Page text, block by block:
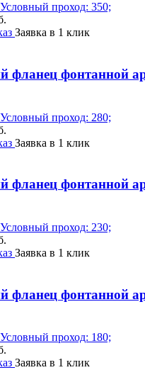
проход: 350;
Заявка в 1 клик
фланец фонтанной
проход: 280;
Заявка в 1 клик
фланец фонтанной
проход: 230;
Заявка в 1 клик
фланец фонтанной
проход: 180;
Заявка в 1 клик